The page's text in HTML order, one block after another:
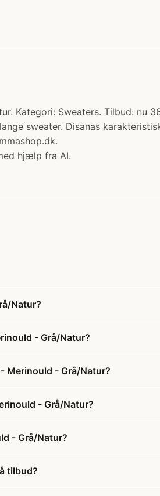
Kategori: Sweaters. Tilbud: nu
sweater. Disanas
hjælp fra AI.
Natur?
- Grå/Natur?
Merinould - Grå/Natur?
- Grå/Natur?
- Grå/Natur?
tilbud?